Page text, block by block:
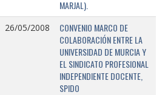
MARJAL).
26/05/2008
CONVENIO MARCO DE
COLABORACIÓN ENTRE LA
UNIVERSIDAD DE MURCIA Y
EL SINDICATO PROFESIONAL
INDEPENDIENTE DOCENTE,
SPIDO